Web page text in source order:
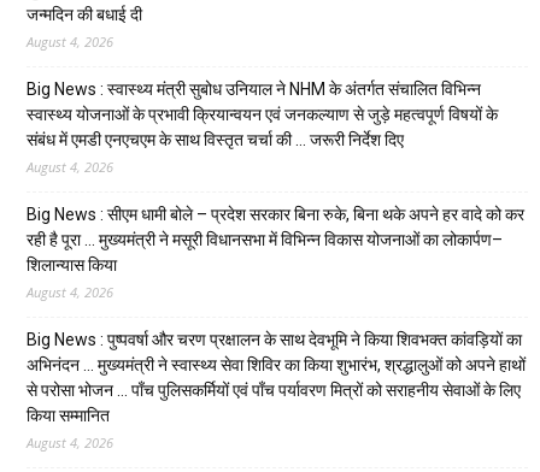
जन्मदिन की बधाई दी
August 4, 2026
Big News : स्वास्थ्य मंत्री सुबोध उनियाल ने NHM के अंतर्गत संचालित विभिन्न
स्वास्थ्य योजनाओं के प्रभावी क्रियान्वयन एवं जनकल्याण से जुड़े महत्वपूर्ण विषयों के
संबंध में एमडी एनएचएम के साथ विस्तृत चर्चा की … जरूरी निर्देश दिए
August 4, 2026
Big News : सीएम धामी बोले – प्रदेश सरकार बिना रुके, बिना थके अपने हर वादे को कर
रही है पूरा … मुख्यमंत्री ने मसूरी विधानसभा में विभिन्न विकास योजनाओं का लोकार्पण–
शिलान्यास किया
August 4, 2026
Big News : पुष्पवर्षा और चरण प्रक्षालन के साथ देवभूमि ने किया शिवभक्त कांवड़ियों का
अभिनंदन … मुख्यमंत्री ने स्वास्थ्य सेवा शिविर का किया शुभारंभ, श्रद्धालुओं को अपने हाथों
से परोसा भोजन … पाँच पुलिसकर्मियों एवं पाँच पर्यावरण मित्रों को सराहनीय सेवाओं के लिए
किया सम्मानित
August 4, 2026